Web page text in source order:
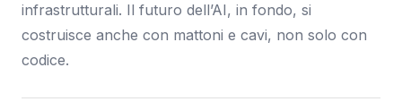
infrastrutturali. Il futuro dell’AI, in fondo, si
costruisce anche con mattoni e cavi, non solo con
codice.